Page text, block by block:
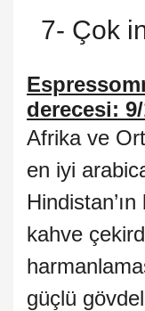
7- Çok
derecesi:
Afrika ve
en iyi
kahve
güçlü